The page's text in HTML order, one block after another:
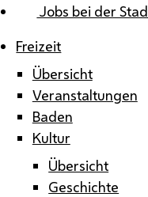
Jobs bei der
Freizeit
Übersicht
Veranstaltungen
Baden
Kultur
Übersicht
Geschichte